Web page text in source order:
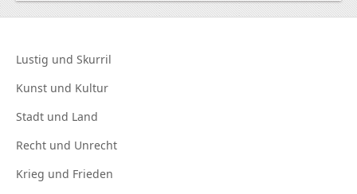
Lustig und Skurril
Kunst und Kultur
Stadt und Land
Recht und Unrecht
Krieg und Frieden